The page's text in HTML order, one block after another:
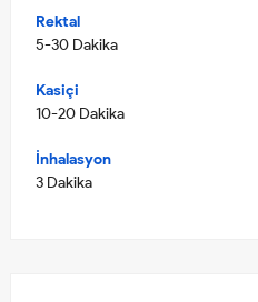
Rektal
5-30 Dakika
Kasiçi
10-20 Dakika
İnhalasyon
3 Dakika